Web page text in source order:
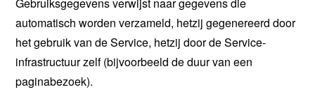
automatisch worden verzameld, hetzij gegenereerd door
het gebruik van de Service, hetzij door de Service-
infrastructuur zelf (bijvoorbeeld de duur van een
paginabezoek).